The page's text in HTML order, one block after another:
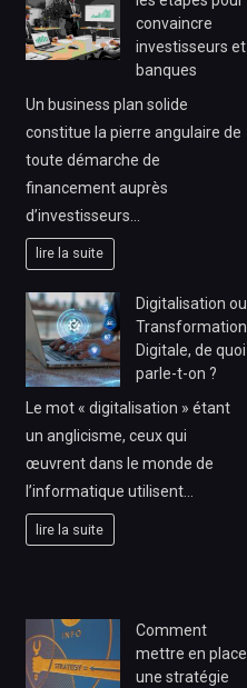
convaincre
investisseurs et
banques
Un business plan solide
constitue la pierre angulaire de
toute démarche de
financement auprès
d’investisseurs…
lire la suite
Digitalisation ou
Transformation
Digitale, de quoi
parle-t-on ?
Le mot « digitalisation » étant
un anglicisme, ceux qui
œuvrent dans le monde de
l’informatique utilisent…
lire la suite
Comment
mettre en place
une stratégie